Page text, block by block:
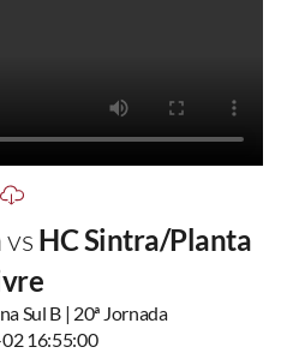
vs HC Sintra/Planta
Sul B | 20ª Jornada
16:55:00